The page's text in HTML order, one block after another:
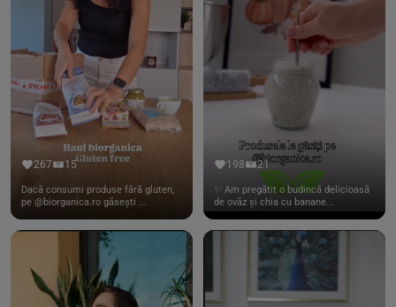
267 15
Dacă consumi produse fără gluten,
pe @biorganica.ro găsești ...
198 21
✨ Am pregătit o budincă delicioasă
de ovăz și chia cu banane...